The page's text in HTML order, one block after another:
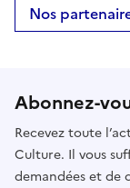
Nos
Abonnez-
Recevez toute
Culture. Il vous
demandées et de